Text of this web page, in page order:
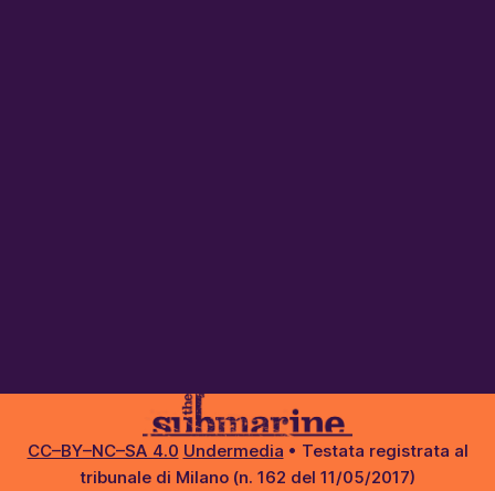
CC–BY–NC–SA 4.0 Undermedia • Testata registrata al
tribunale di Milano (n. 162 del 11/05/2017)